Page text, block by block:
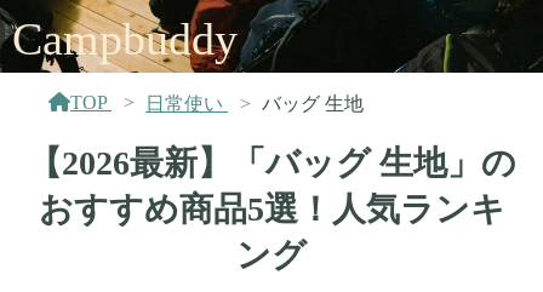
Campbuddy
TOP 日常使い バッグ 生地
【2026最新】「バッグ 生地」の
おすすめ商品5選！人気ランキ
ング